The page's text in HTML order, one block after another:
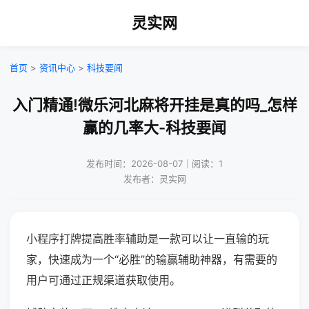
灵实网
首页 > 资讯中心 > 科技要闻
入门精通!微乐河北麻将开挂是真的吗_怎样
赢的几率大-科技要闻
发布时间：2026-08-07｜阅读：1
发布者：灵实网
小程序打牌提高胜率辅助是一款可以让一直输的玩
家，快速成为一个“必胜”的输赢辅助神器，有需要的
用户可通过正规渠道获取使用。